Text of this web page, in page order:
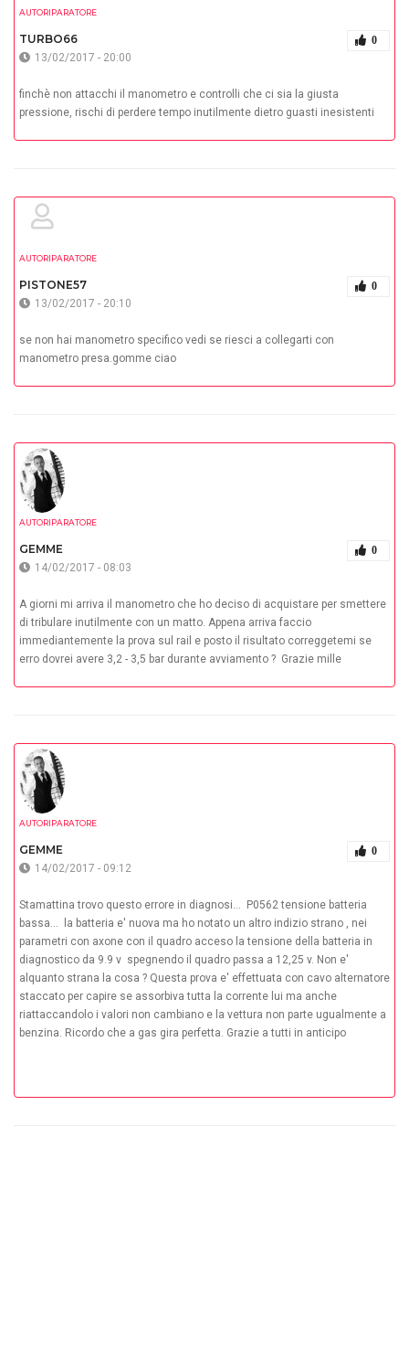
AUTORIPARATORE
TURBO66 0
13/02/2017 - 20:00
finchè non attacchi il manometro e controlli che ci sia la giusta
pressione, rischi di perdere tempo inutilmente dietro guasti inesistenti
AUTORIPARATORE
PISTONE57 0
13/02/2017 - 20:10
se non hai manometro specifico vedi se riesci a collegarti con
manometro presa.gomme ciao
AUTORIPARATORE
GEMME 0
14/02/2017 - 08:03
A giorni mi arriva il manometro che ho deciso di acquistare per smettere
di tribulare inutilmente con un matto. Appena arriva faccio
immediantemente la prova sul rail e posto il risultato correggetemi se
erro dovrei avere 3,2 - 3,5 bar durante avviamento ? Grazie mille
AUTORIPARATORE
GEMME 0
14/02/2017 - 09:12
Stamattina trovo questo errore in diagnosi... P0562 tensione batteria
bassa... la batteria e' nuova ma ho notato un altro indizio strano , nei
parametri con axone con il quadro acceso la tensione della batteria in
diagnostico da 9.9 v spegnendo il quadro passa a 12,25 v. Non e'
alquanto strana la cosa ? Questa prova e' effettuata con cavo alternatore
staccato per capire se assorbiva tutta la corrente lui ma anche
riattaccandolo i valori non cambiano e la vettura non parte ugualmente a
benzina. Ricordo che a gas gira perfetta. Grazie a tutti in anticipo